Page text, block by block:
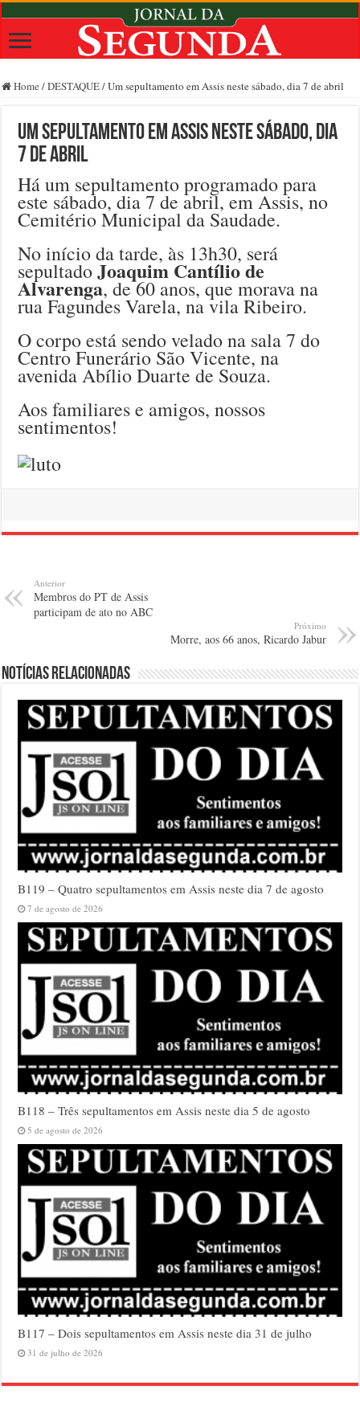
Home /DESTAQUE/Um sepultamento em Assis neste sábado, dia 7 de abril
Um sepultamento em Assis neste sábado, dia
7 de abril
Há um sepultamento programado para
este sábado, dia 7 de abril, em Assis, no
Cemitério Municipal da Saudade.
No início da tarde, às 13h30, será
sepultadoJoaquim Cantílio de
Alvarenga, de 60 anos, que morava na
rua Fagundes Varela, na vila Ribeiro.
O corpo está sendo velado na sala 7 do
Centro Funerário São Vicente, na
avenida Abílio Duarte de Souza.
Aos familiares e amigos, nossos
sentimentos!
Anterior
Membros do PT de Assis
participam de ato no ABC
Próximo
Morre, aos 66 anos, Ricardo Jabur
Notícias relacionadas
B119 – Quatro sepultamentos em Assis neste dia 7 de agosto
7 de agosto de 2026
B118 – Três sepultamentos em Assis neste dia 5 de agosto
5 de agosto de 2026
B117 – Dois sepultamentos em Assis neste dia 31 de julho
31 de julho de 2026